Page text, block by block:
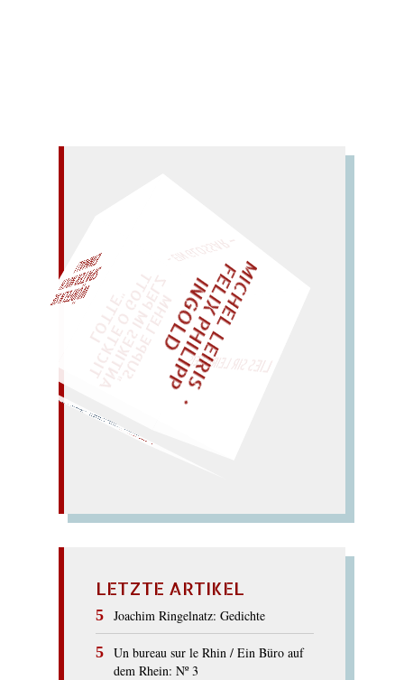
„
S
U
P
P
E
L
E
H
M
A
N
T
I
K
E
S
I
M
P
E
L
Z
T
I
C
K
T
E
O
G
O
T
T
L
O
T
T
E
EPIPHANIE
(nie Panik:) paffende Fee
mit Fahne; nahe Pein: Vieh.
M
I
C
H
E
L
L
E
I
R
I
S
・
F
E
L
I
X
P
H
I
L
I
P
P
I
N
G
O
L
D LIES SIR LEIRIS LEIS
AL!
LETZTE ARTIKEL
Joachim Ringelnatz: Gedichte
Un bureau sur le Rhin / Ein Büro auf
dem Rhein: Nº 3